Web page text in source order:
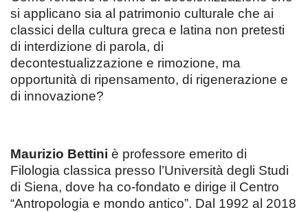
si applicano sia al patrimonio culturale che ai
classici della cultura greca e latina non pretesti
di interdizione di parola, di
decontestualizzazione e rimozione, ma
opportunità di ripensamento, di rigenerazione e
di innovazione?
Maurizio Bettini è professore emerito di
Filologia classica presso l’Università degli Studi
di Siena, dove ha co-fondato e dirige il Centro
“Antropologia e mondo antico”. Dal 1992 al 2018